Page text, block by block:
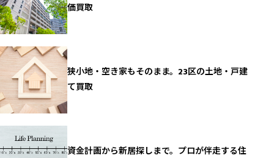
価買取
狭小地・空き家もそのまま。23区の土地・戸建
て買取
資金計画から新居探しまで。プロが伴走する住